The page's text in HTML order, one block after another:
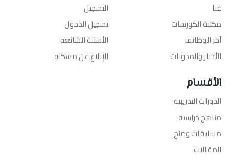
عنا
مكتبة الكورسات
آخر الوظائف
الأخبار والمدونات
التسجيل
تسجيل الدخول
الأسئلة الشائعة
الإبلاغ عن مشكلة
الأقسام
الدورات التدريبيه
مناهج دراسيه
مسابقات ومنح
المقالات